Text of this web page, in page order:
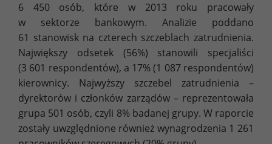
6 450 osób, które w 2013 roku pracowały
w sektorze bankowym. Analizie poddano
61 stanowisk na czterech szczeblach zatrudnienia.
Największy odsetek (56%) stanowili specjaliści
(3 601 respondentów), a 17% (1 087 respondentów)
kierownicy. Najwyższy szczebel zatrudnienia –
dyrektorów i członków zarządów – reprezentowała
grupa 501 osób, czyli 8% badanej grupy. W raporcie
zostały uwzględnione również wynagrodzenia 1 261